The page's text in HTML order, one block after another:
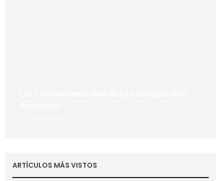
ARTÍCULOS MÁS VISTOS